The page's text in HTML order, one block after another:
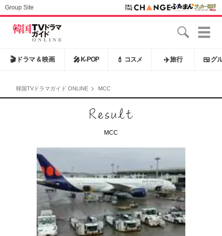
Group Site
🎬 ドラマ & 映画 🎤 K-POP 💄 コスメ ✈️旅行 🍱 グ
韓国TVドラマガイド ONLINE MCC
MCC